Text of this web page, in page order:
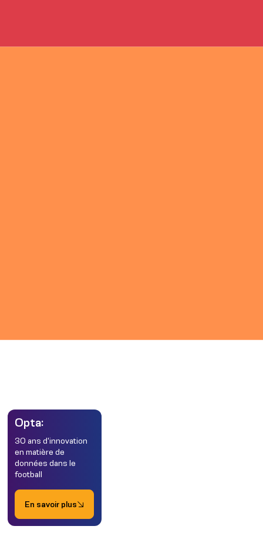
Opta:
30 ans d'innovation
en matière de
données dans le
football
En savoir plus